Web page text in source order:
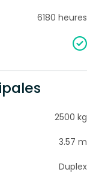
6180 heures
2500 kg
3.57 m
Duplex